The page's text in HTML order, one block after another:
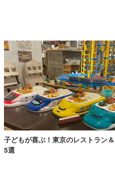
子どもが喜ぶ！東京のレストラン
5選